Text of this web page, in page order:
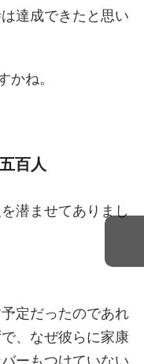
達成できたと思い
ね。
百人
潜ませてありまし
定だったのであれ
、なぜ彼らに家康
ーもつけていない